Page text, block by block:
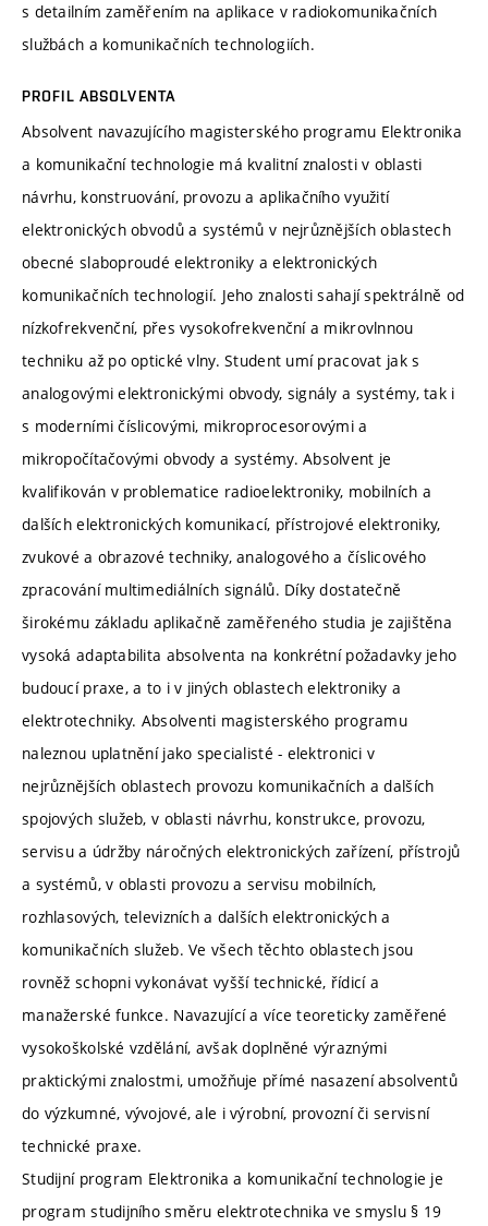
s detailním zaměřením na aplikace v radiokomunikačních
službách a komunikačních technologiích.
PROFIL ABSOLVENTA
Absolvent navazujícího magisterského programu Elektronika
a komunikační technologie má kvalitní znalosti v oblasti
návrhu, konstruování, provozu a aplikačního využití
elektronických obvodů a systémů v nejrůznějších oblastech
obecné slaboproudé elektroniky a elektronických
komunikačních technologií. Jeho znalosti sahají spektrálně od
nízkofrekvenční, přes vysokofrekvenční a mikrovlnnou
techniku až po optické vlny. Student umí pracovat jak s
analogovými elektronickými obvody, signály a systémy, tak i
s moderními číslicovými, mikroprocesorovými a
mikropočítačovými obvody a systémy. Absolvent je
kvalifikován v problematice radioelektroniky, mobilních a
dalších elektronických komunikací, přístrojové elektroniky,
zvukové a obrazové techniky, analogového a číslicového
zpracování multimediálních signálů. Díky dostatečně
širokému základu aplikačně zaměřeného studia je zajištěna
vysoká adaptabilita absolventa na konkrétní požadavky jeho
budoucí praxe, a to i v jiných oblastech elektroniky a
elektrotechniky. Absolventi magisterského programu
naleznou uplatnění jako specialisté - elektronici v
nejrůznějších oblastech provozu komunikačních a dalších
spojových služeb, v oblasti návrhu, konstrukce, provozu,
servisu a údržby náročných elektronických zařízení, přístrojů
a systémů, v oblasti provozu a servisu mobilních,
rozhlasových, televizních a dalších elektronických a
komunikačních služeb. Ve všech těchto oblastech jsou
rovněž schopni vykonávat vyšší technické, řídicí a
manažerské funkce. Navazující a více teoreticky zaměřené
vysokoškolské vzdělání, avšak doplněné výraznými
praktickými znalostmi, umožňuje přímé nasazení absolventů
do výzkumné, vývojové, ale i výrobní, provozní či servisní
technické praxe.
Studijní program Elektronika a komunikační technologie je
program studijního směru elektrotechnika ve smyslu § 19